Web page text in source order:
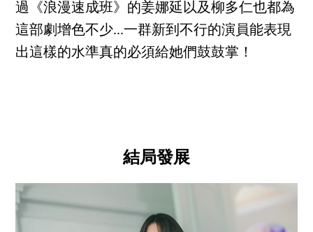
過《浪漫速成班》的姜娜延以及柳多仁也都為
這部劇增色不少...一群新到不行的演員能表現
出這樣的水準真的必須給她們鼓鼓掌！
結局發展